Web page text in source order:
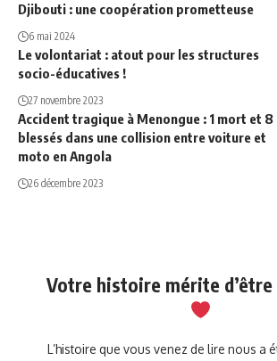
Djibouti : une coopération prometteuse
6 mai 2024
Le volontariat : atout pour les structures
socio-éducatives !
27 novembre 2023
Accident tragique à Menongue : 1 mort et 8
blessés dans une collision entre voiture et
moto en Angola
26 décembre 2023
Votre histoire mérite
L’histoire que vous venez de lire nous a